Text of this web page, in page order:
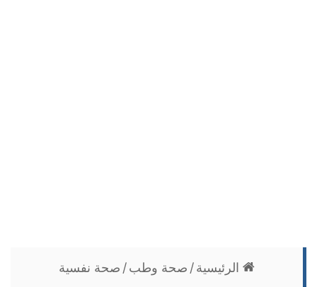
الرئيسية/ صحة وطب/ صحة نفسية